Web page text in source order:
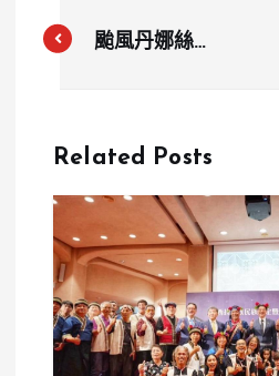
颱風丹娜絲釀
台南受創最
近2.3億
Related Posts